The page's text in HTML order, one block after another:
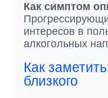
Как симптом
интересов в
алкогольных
Как
близкого